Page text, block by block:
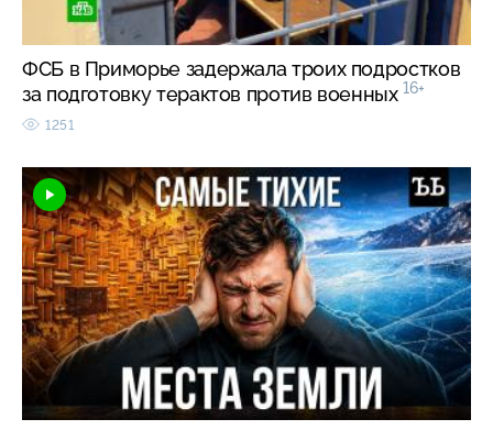
ФСБ в Приморье задержала троих подростков
за подготовку терактов против военных 16+
1251